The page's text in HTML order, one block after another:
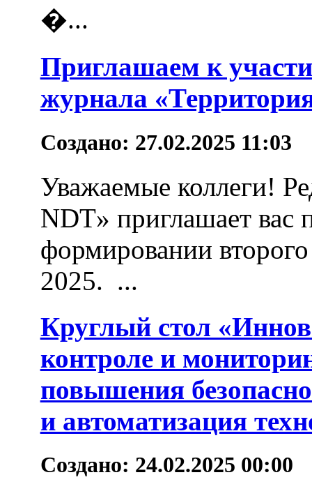
�...
Приглашаем к
журнала
Создано: 27.02.2025 11:03
Уважаемые коллеги!
NDT» приглашает вас
формировании
2025. ...
Круглый стол
контроле и
повышения
и автоматизация
Создано: 24.02.2025 00:00